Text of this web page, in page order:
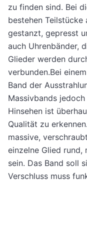
zu finden sind. Bei
bestehen Teilstücke
gestanzt, gepresst
auch Uhrenbänder,
Glieder werden
verbunden.Bei
Band der
Massivbands
Hinsehen ist
Qualität zu
massive,
einzelne Glied
sein. Das Band soll
Verschluss muss